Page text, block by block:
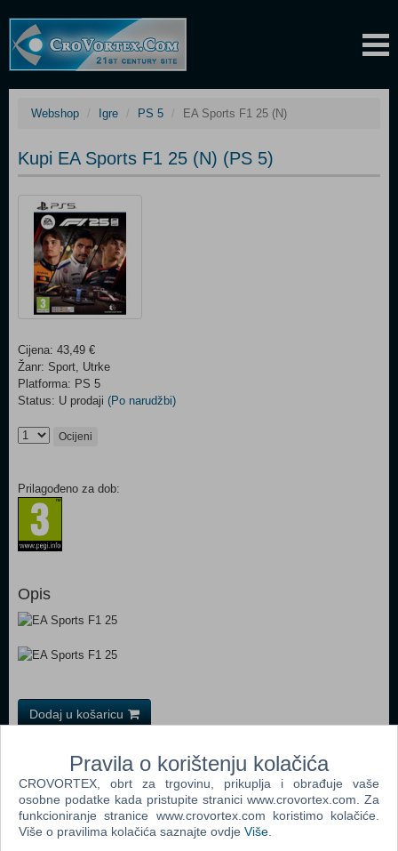
Webshop Igre PS 5 EA Sports F1 25 (N)
Kupi EA Sports F1 25 (N) (PS 5)
Cijena: 43,49 €
Žanr: Sport, Utrke
Platforma: PS 5
Status: U prodaji (Po narudžbi)
Ocijeni
Prilagođeno za dob:
Opis
Dodaj u košaricu
Popularno
GRID Legends (N) (PS 5)
Assetto Corsa Competizione (Day One Edition) (N) (PS
5)
Pravila o korištenju kolačića
CROVORTEX, obrt za trgovinu, prikuplja i obrađuje vaše
osobne podatke kada pristupite stranici www.crovortex.com. Za
funkcioniranje stranice www.crovortex.com koristimo kolačiće.
Više o pravilima kolačića saznajte ovdje Više